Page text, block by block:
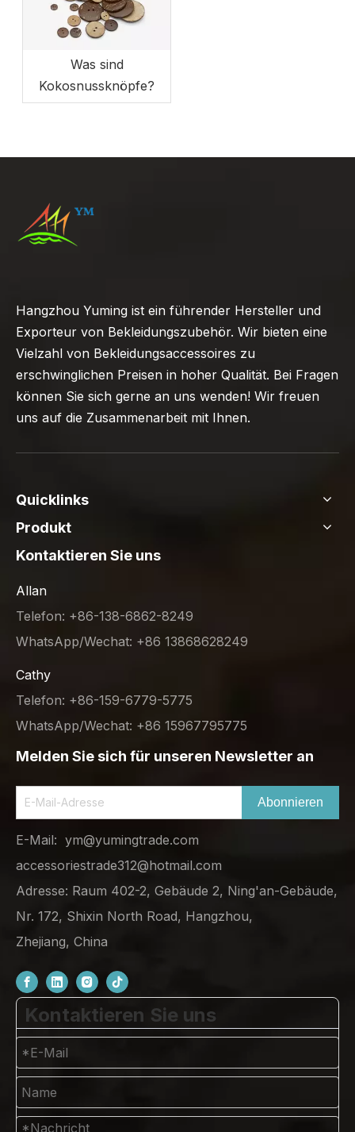
Was sind
Kokosnussknöpfe?
Hangzhou Yuming ist ein führender Hersteller und
Exporteur von Bekleidungszubehör. Wir bieten eine
Vielzahl von Bekleidungsaccessoires zu
erschwinglichen Preisen in hoher Qualität. Bei Fragen
können Sie sich gerne an uns wenden! Wir freuen
uns auf die Zusammenarbeit mit Ihnen.
Quicklinks
Produkt
Kontaktieren Sie uns
Allan
Telefon: +86-138-6862-8249
WhatsApp/Wechat: +86 13868628249
Cathy
Telefon: +86-159-6779-5775
WhatsApp/Wechat: +86 15967795775
Melden Sie sich für unseren Newsletter an
Abonnieren
E-Mail: ym@yumingtrade.com
accessoriestrade312@hotmail.com
Adresse: Raum 402-2, Gebäude 2, Ning'an-Gebäude,
Nr. 172, Shixin North Road, Hangzhou,
Zhejiang, China
Kontaktieren Sie uns